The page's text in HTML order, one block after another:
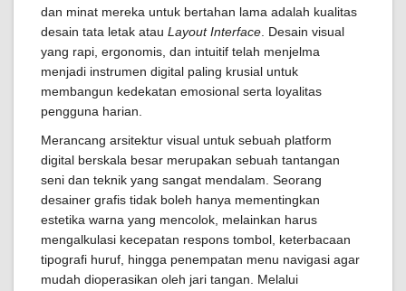
dan minat mereka untuk bertahan lama adalah kualitas
desain tata letak atau Layout Interface . Desain visual
yang rapi, ergonomis, dan intuitif telah menjelma
menjadi instrumen digital paling krusial untuk
membangun kedekatan emosional serta loyalitas
pengguna harian.
Merancang arsitektur visual untuk sebuah platform
digital berskala besar merupakan sebuah tantangan
seni dan teknik yang sangat mendalam. Seorang
desainer grafis tidak boleh hanya mementingkan
estetika warna yang mencolok, melainkan harus
mengalkulasi kecepatan respons tombol, keterbacaan
tipografi huruf, hingga penempatan menu navigasi agar
mudah dioperasikan oleh jari tangan. Melalui